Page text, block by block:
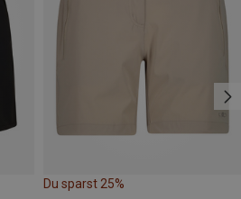
Du sparst 25%